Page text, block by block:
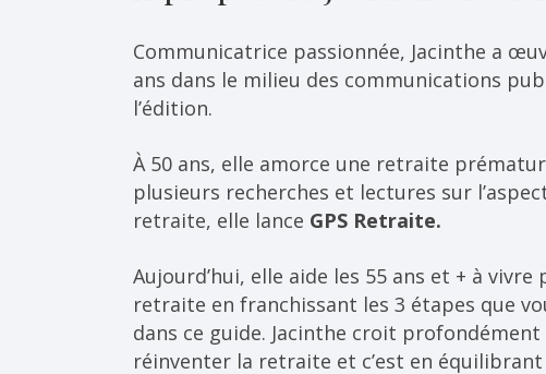
Communicatrice passionnée, Jacinthe a
ans dans le milieu des communications
l’édition.
À 50 ans, elle amorce une retraite
plusieurs recherches et lectures sur
retraite, elle lance GPS Retraite.
Aujourd’hui, elle aide les 55 ans et + à
retraite en franchissant les 3 étapes que
dans ce guide. Jacinthe croit profondément
réinventer la retraite et c’est en